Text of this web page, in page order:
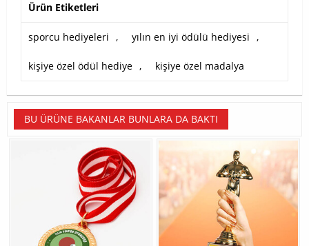
Ürün Etiketleri
sporcu hediyeleri , yılın en iyi ödülü hediyesi ,
kişiye özel ödül hediye , kişiye özel madalya
BU ÜRÜNE BAKANLAR BUNLARA DA BAKTI